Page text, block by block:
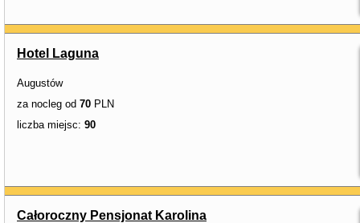
Hotel Laguna
Augustów
za nocleg od 70 PLN
liczba miejsc: 90
Całoroczny Pensjonat Karolina